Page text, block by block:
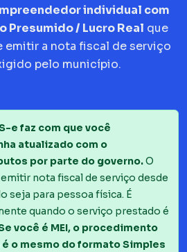
individual com
Presumido / Lucro Real que
emitir a nota fiscal de serviço
pelo município.
e faz com que você
atualizado com o
por parte do governo.O
nota fiscal de serviço desde
seja para pessoa física. É
quando o serviço prestado é
você é MEI, o procedimento
o mesmo do formato Simples